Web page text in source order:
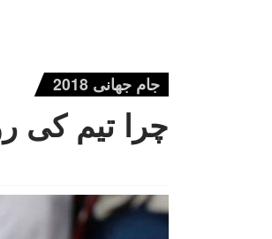
جام جهانی 2018
چرا تیم کی